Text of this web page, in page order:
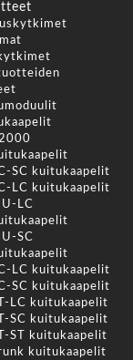
SC kuitukaapelit
LC kuitukaapelit
LC
SC
LC kuitukaapelit
SC kuitukaapelit
LC kuitukaapelit
SC kuitukaapelit
ST kuitukaapelit
kuitukaapelit